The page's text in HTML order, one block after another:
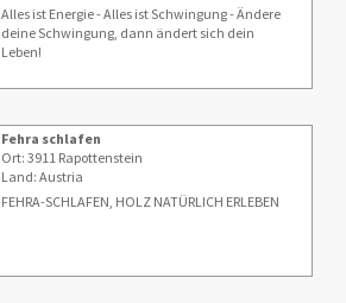
Alles ist Energie - Alles ist Schwingung - Ändere
deine Schwingung, dann ändert sich dein
Leben!
Fehra schlafen
Ort: 3911 Rapottenstein
Land: Austria
FEHRA-SCHLAFEN, HOLZ NATÜRLICH ERLEBEN